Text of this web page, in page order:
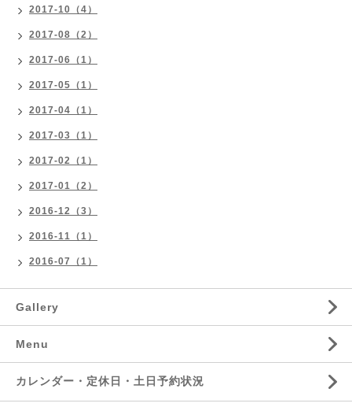
2017-10（4）
2017-08（2）
2017-06（1）
2017-05（1）
2017-04（1）
2017-03（1）
2017-02（1）
2017-01（2）
2016-12（3）
2016-11（1）
2016-07（1）
Gallery
Menu
カレンダー・定休日・土日予約状況